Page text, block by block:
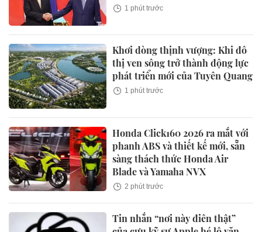
1 phút trước
Khơi dòng thịnh vượng: Khi đô
thị ven sông trở thành động lực
phát triển mới của Tuyên Quang
1 phút trước
Honda Click160 2026 ra mắt với
phanh ABS và thiết kế mới, sẵn
sàng thách thức Honda Air
Blade và Yamaha NVX
2 phút trước
Tin nhắn “nơi này điên thật”